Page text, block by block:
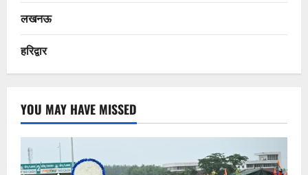
लखनऊ
हरिद्वार
YOU MAY HAVE MISSED